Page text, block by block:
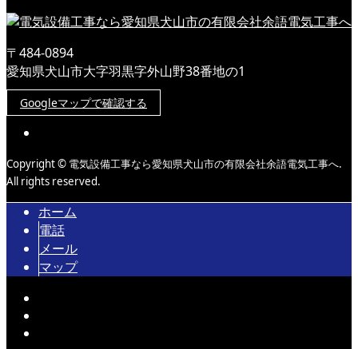
〒484-0894
愛知県犬山市大字羽黒字外山野38番地の1
Googleマップで確認する
Copyright © 電気設備工事なら愛知県犬山市の有限会社余語電気工事へ.
All rights reserved.
ホーム
電話
メール
マップ